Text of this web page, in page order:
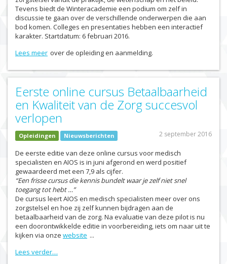
Tevens biedt de Winteracademie een podium om zelf in
discussie te gaan over de verschillende onderwerpen die aan
bod komen. Colleges en presentaties hebben een interactief
karakter. Startdatum: 6 februari 2016.
Lees meer over de opleiding en aanmelding.
Eerste online cursus Betaalbaarheid
en Kwaliteit van de Zorg succesvol
verlopen
2 september 2016
Opleidingen Nieuwsberichten
De eerste editie van deze online cursus voor medisch
specialisten en AIOS is in juni afgerond en werd positief
gewaardeerd met een 7,9 als cijfer.
“Een frisse cursus die kennis bundelt waar je zelf niet snel
toegang tot hebt …”
De cursus leert AIOS en medisch specialisten meer over ons
zorgstelsel en hoe zij zelf kunnen bijdragen aan de
betaalbaarheid van de zorg. Na evaluatie van deze pilot is nu
een doorontwikkelde editie in voorbereiding, iets om naar uit te
kijken via onze website ...
Lees verder…